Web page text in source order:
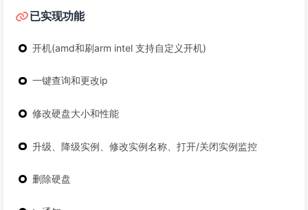
已实现功能
开机(amd和刷arm intel 支持自定义开机)
一键查询和更改ip
修改硬盘大小和性能
升级、降级实例、修改实例名称、打开/关闭实例监控
删除硬盘